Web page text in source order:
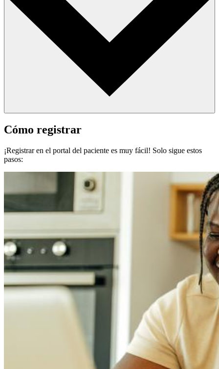
Cómo registrar
¡Registrar en el portal del paciente es muy fácil! Solo sigue estos
pasos: